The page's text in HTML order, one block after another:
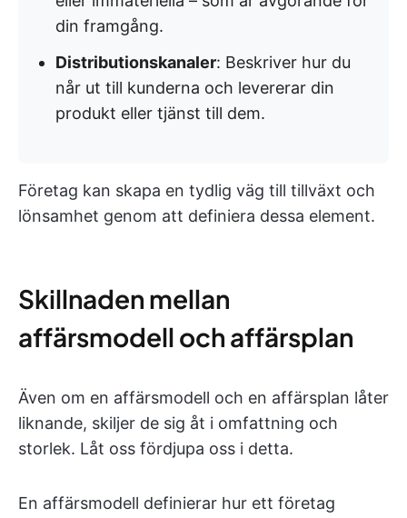
din framgång.
Distributionskanaler: Beskriver hur du
når ut till kunderna och levererar din
produkt eller tjänst till dem.
Företag kan skapa en tydlig väg till tillväxt och
lönsamhet genom att definiera dessa element.
Skillnaden mellan
affärsmodell och affärsplan
Även om en affärsmodell och en affärsplan låter
liknande, skiljer de sig åt i omfattning och
storlek. Låt oss fördjupa oss i detta.
En affärsmodell definierar hur ett företag